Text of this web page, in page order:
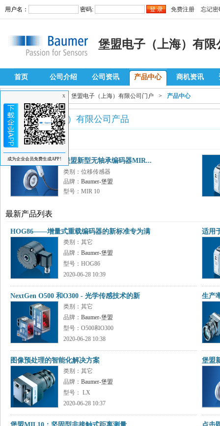
用户名： 密码: 免费注册 忘记密
堡盟电子（上海）有限
首页 公司介绍 公司资讯 产品中心 商机资讯
> 堡盟电子（上海）有限公司门户 > 产品中心
堡盟电子（上海）有限公司产品
推荐产品
堡盟新型无轴承编码器MIR...
类别：位移传感器
品牌： Baumer-堡盟
型号：MIR 10
最新产品列表
HOG86——增量式重载编码器的新标准专为满
类别：其它
品牌： Baumer-堡盟
型号：HOG86
2020-06-28 10:39
适用
NextGen O500 和O300 - 光学传感技术的新
类别：其它
品牌： Baumer-堡盟
型号：O500和O300
2020-06-28 10:38
生产
图像预处理的智能化解决方案
类别：其它
品牌： Baumer-堡盟
型号： LX
2020-06-28 10:37
堡盟
X
成为企业会员免费生成APP!